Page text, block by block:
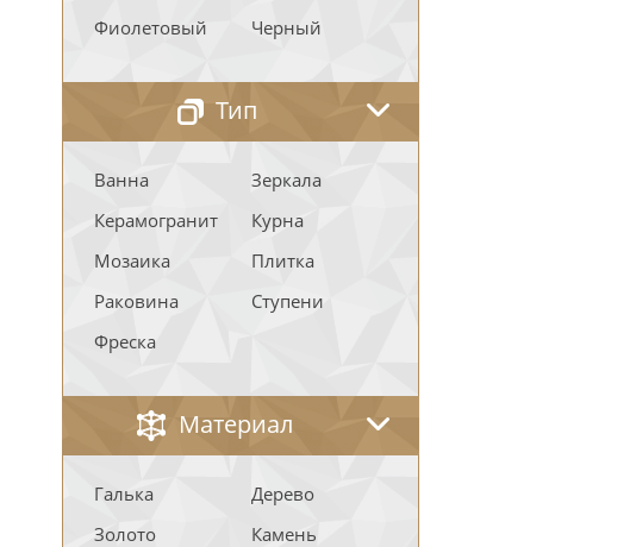
Фиолетовый
Черный
Тип
Ванна
Зеркала
Керамогранит
Курна
Мозаика
Плитка
Раковина
Ступени
Фреска
Материал
Галька
Дерево
Золото
Камень